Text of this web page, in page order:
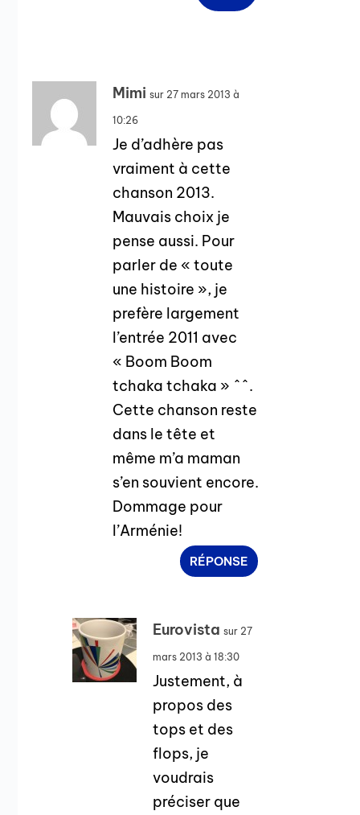
Mimi sur 27 mars 2013 à
10:26
Je d’adhère pas
vraiment à cette
chanson 2013.
Mauvais choix je
pense aussi. Pour
parler de « toute
une histoire », je
prefère largement
l’entrée 2011 avec
« Boom Boom
tchaka tchaka » ^^.
Cette chanson reste
dans le tête et
même m’a maman
s’en souvient encore.
Dommage pour
l’Arménie!
RÉPONSE
Eurovista sur 27
mars 2013 à 18:30
Justement, à
propos des
tops et des
flops, je
voudrais
préciser que